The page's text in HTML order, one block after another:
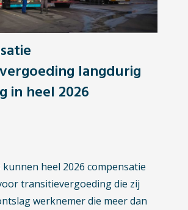
langdurig
in heel 2026
heel 2026 compensatie
transitievergoeding die zij
werknemer die meer dan